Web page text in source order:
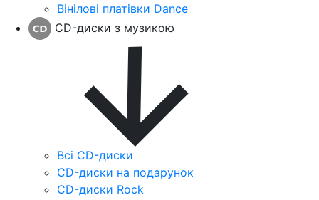
Вінілові платівки Dance
CD-диски з музикою
Всі CD-диски
CD-диски на подарунок
CD-диски Rock